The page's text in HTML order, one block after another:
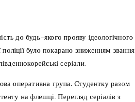
до будь-якого прояву ідеологічного
було покарано зниженням звання
серіали.
оперативна група. Студентку разом
на флешці. Перегляд серіалів з